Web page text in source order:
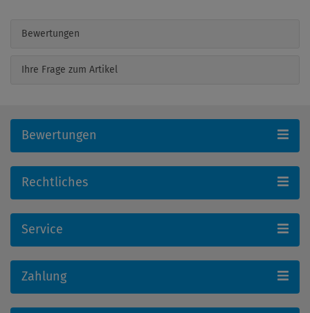
Bewertungen
Ihre Frage zum Artikel
Bewertungen
Rechtliches
Service
Zahlung